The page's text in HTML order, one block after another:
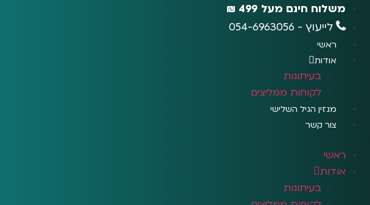
משלוח חינם מעל 499 ₪
לייעוץ - 054-6963056
ראשי
אודות
בעיתונות
לקוחות ממליצים
מגזין הגיל השלישי
צור קשר
ראשי
אודות
בעיתונות